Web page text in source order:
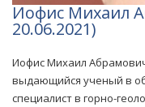
Иофис Михаил
20.06.2021)
Иофис Михаил
выдающийся ученый в
специалист в горно-